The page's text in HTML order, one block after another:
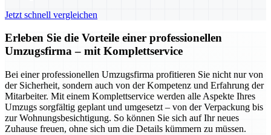
Jetzt schnell vergleichen
Erleben Sie die Vorteile einer professionellen
Umzugsfirma – mit Komplettservice
Bei einer professionellen Umzugsfirma profitieren Sie nicht nur von
der Sicherheit, sondern auch von der Kompetenz und Erfahrung der
Mitarbeiter. Mit einem Komplettservice werden alle Aspekte Ihres
Umzugs sorgfältig geplant und umgesetzt – von der Verpackung bis
zur Wohnungsbesichtigung. So können Sie sich auf Ihr neues
Zuhause freuen, ohne sich um die Details kümmern zu müssen.